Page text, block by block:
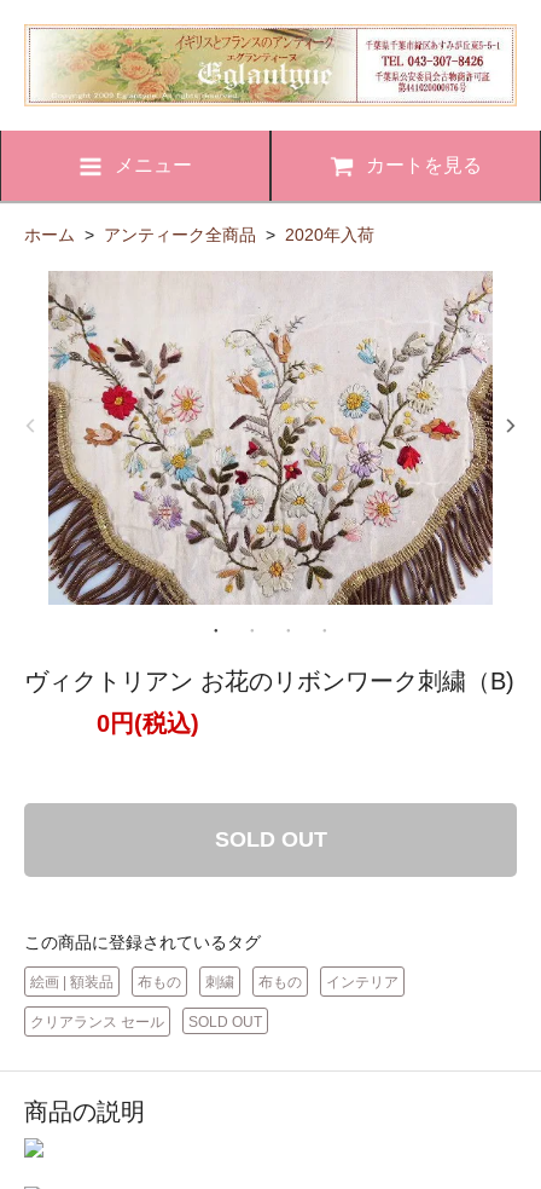
メニュー カートを見る
ホーム > アンティーク全商品 > 2020年入荷
ヴィクトリアン お花のリボンワーク刺繍（B)
0円(税込)
SOLD OUT
この商品に登録されているタグ
絵画 | 額装品 布もの 刺繍 布もの インテリア
クリアランス セール SOLD OUT
商品の説明